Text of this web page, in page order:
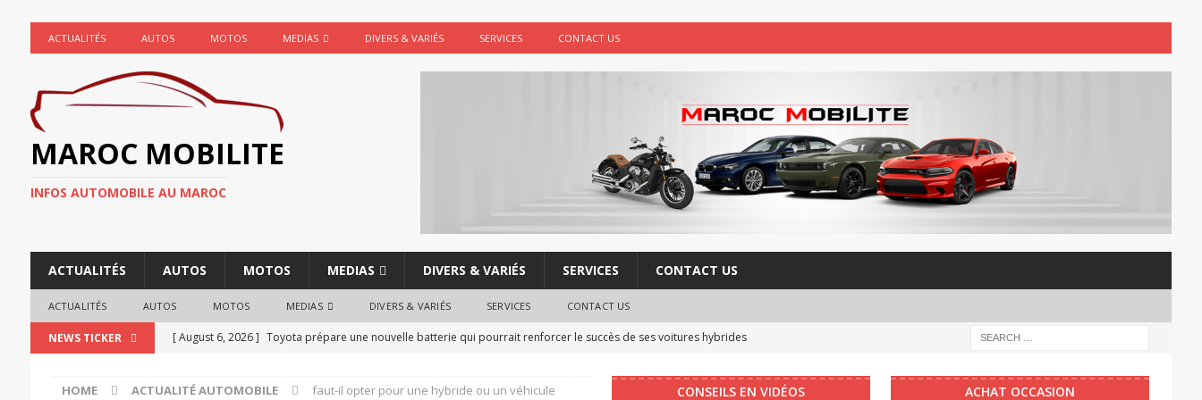
ACTUALITÉS AUTOS MOTOS MEDIAS DIVERS & VARIÉS SERVICES CONTACT US
MAROC MOBILITE
INFOS AUTOMOBILE AU MAROC
ACTUALITÉS AUTOS MOTOS MEDIAS DIVERS & VARIÉS SERVICES CONTACT US
ACTUALITÉS AUTOS MOTOS MEDIAS DIVERS & VARIÉS SERVICES CONTACT US
NEWS TICKER [ August 6, 2026 ] Toyota prépare une nouvelle batterie qui pourrait renforcer le succès de ses voitures hybrides
[ August 4, 2026 ] Mercedes fait marche arrière : les boutons physiques vont faire leur retour dans les voitures
HOME ACTUALITÉ AUTOMOBILE
faut-il opter pour une hybride ou un véhicule
CONSEILS EN VIDÉOS ACHAT OCCASION